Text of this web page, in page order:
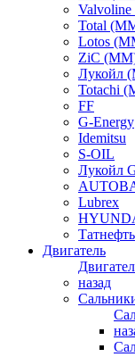
Total
Lotos
ZiC
Лукойл
Totachi
FF
G-Energy
Idemitsu
S-OIL
Лукойл
Lubrex
Татнефть
Двигатель
назад